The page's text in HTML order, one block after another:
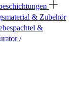
& Zubehör
&
/